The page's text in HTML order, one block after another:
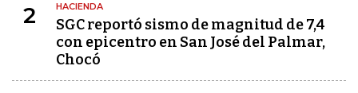
2 HACIENDA
SGC reportó sismo de magnitud de 7,4
con epicentro en San José del Palmar,
Chocó